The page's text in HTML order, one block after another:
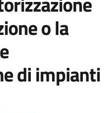
o la
di impianti